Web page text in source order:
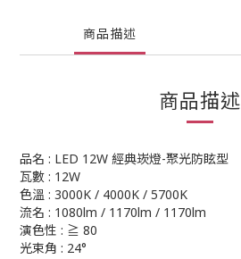
商品描述
商品描述
品名 : LED 12W 經典崁燈-聚光防眩型
瓦數 : 12W
色溫 : 3000K / 4000K / 5700K
流名 : 1080lm / 1170lm / 1170lm
演色性 : ≧ 80
光束角 : 24°